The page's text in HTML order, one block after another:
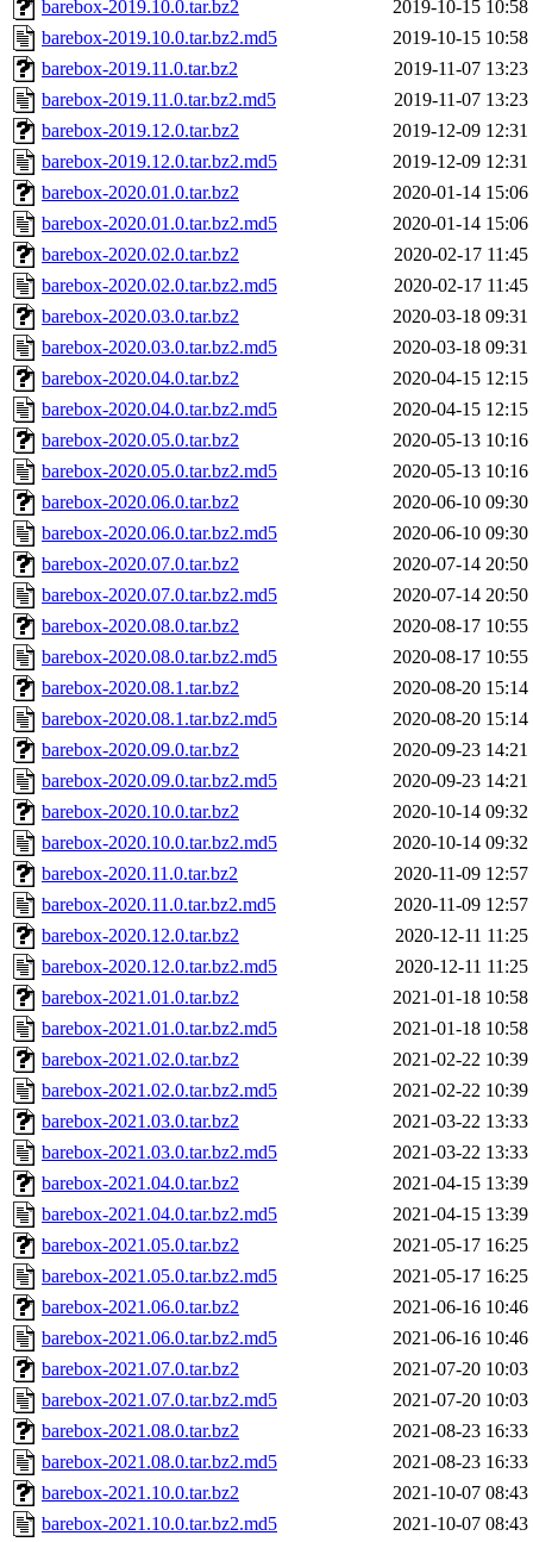
barebox-2019.10.0.tar.bz2
2019-10-15 10:58
barebox-2019.10.0.tar.bz2.md5
2019-10-15 10:58
barebox-2019.11.0.tar.bz2
2019-11-07 13:23
barebox-2019.11.0.tar.bz2.md5
2019-11-07 13:23
barebox-2019.12.0.tar.bz2
2019-12-09 12:31
barebox-2019.12.0.tar.bz2.md5
2019-12-09 12:31
barebox-2020.01.0.tar.bz2
2020-01-14 15:06
barebox-2020.01.0.tar.bz2.md5
2020-01-14 15:06
barebox-2020.02.0.tar.bz2
2020-02-17 11:45
barebox-2020.02.0.tar.bz2.md5
2020-02-17 11:45
barebox-2020.03.0.tar.bz2
2020-03-18 09:31
barebox-2020.03.0.tar.bz2.md5
2020-03-18 09:31
barebox-2020.04.0.tar.bz2
2020-04-15 12:15
barebox-2020.04.0.tar.bz2.md5
2020-04-15 12:15
barebox-2020.05.0.tar.bz2
2020-05-13 10:16
barebox-2020.05.0.tar.bz2.md5
2020-05-13 10:16
barebox-2020.06.0.tar.bz2
2020-06-10 09:30
barebox-2020.06.0.tar.bz2.md5
2020-06-10 09:30
barebox-2020.07.0.tar.bz2
2020-07-14 20:50
barebox-2020.07.0.tar.bz2.md5
2020-07-14 20:50
barebox-2020.08.0.tar.bz2
2020-08-17 10:55
barebox-2020.08.0.tar.bz2.md5
2020-08-17 10:55
barebox-2020.08.1.tar.bz2
2020-08-20 15:14
barebox-2020.08.1.tar.bz2.md5
2020-08-20 15:14
barebox-2020.09.0.tar.bz2
2020-09-23 14:21
barebox-2020.09.0.tar.bz2.md5
2020-09-23 14:21
barebox-2020.10.0.tar.bz2
2020-10-14 09:32
barebox-2020.10.0.tar.bz2.md5
2020-10-14 09:32
barebox-2020.11.0.tar.bz2
2020-11-09 12:57
barebox-2020.11.0.tar.bz2.md5
2020-11-09 12:57
barebox-2020.12.0.tar.bz2
2020-12-11 11:25
barebox-2020.12.0.tar.bz2.md5
2020-12-11 11:25
barebox-2021.01.0.tar.bz2
2021-01-18 10:58
barebox-2021.01.0.tar.bz2.md5
2021-01-18 10:58
barebox-2021.02.0.tar.bz2
2021-02-22 10:39
barebox-2021.02.0.tar.bz2.md5
2021-02-22 10:39
barebox-2021.03.0.tar.bz2
2021-03-22 13:33
barebox-2021.03.0.tar.bz2.md5
2021-03-22 13:33
barebox-2021.04.0.tar.bz2
2021-04-15 13:39
barebox-2021.04.0.tar.bz2.md5
2021-04-15 13:39
barebox-2021.05.0.tar.bz2
2021-05-17 16:25
barebox-2021.05.0.tar.bz2.md5
2021-05-17 16:25
barebox-2021.06.0.tar.bz2
2021-06-16 10:46
barebox-2021.06.0.tar.bz2.md5
2021-06-16 10:46
barebox-2021.07.0.tar.bz2
2021-07-20 10:03
barebox-2021.07.0.tar.bz2.md5
2021-07-20 10:03
barebox-2021.08.0.tar.bz2
2021-08-23 16:33
barebox-2021.08.0.tar.bz2.md5
2021-08-23 16:33
barebox-2021.10.0.tar.bz2
2021-10-07 08:43
barebox-2021.10.0.tar.bz2.md5
2021-10-07 08:43